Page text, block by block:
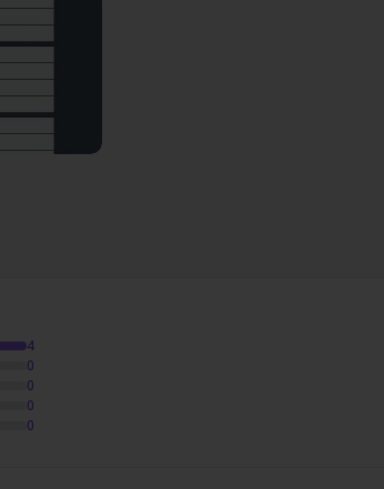
09m55
4
0
0
0
0